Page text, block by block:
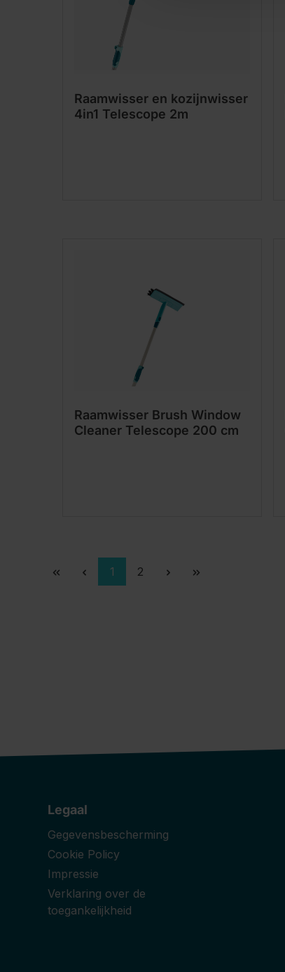
Raamwisser en kozijnwisser
4in1 Telescope 2m
Raamwisser Brush Window
Cleaner Telescope 200 cm
Pagina
1 Pagina
2
Legaal
Gegevensbescherming
Cookie Policy
Impressie
Verklaring over de
toegankelijkheid